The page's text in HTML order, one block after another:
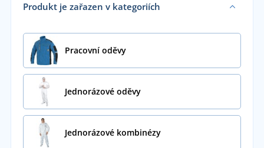
Produkt je zařazen v kategoriích
Pracovní oděvy
Jednorázové oděvy
Jednorázové kombinézy